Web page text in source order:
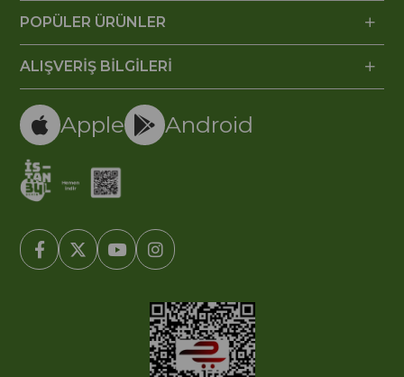
POPÜLER ÜRÜNLER
ALIŞVERİŞ BİLGİLERİ
Apple Android